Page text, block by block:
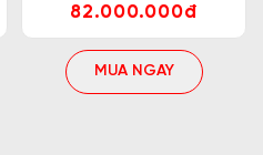
82.000.000đ
MUA NGAY